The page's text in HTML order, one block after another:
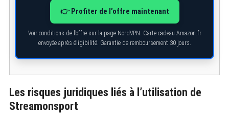
👉 Profiter de l’offre maintenant
Voir conditions de l’offre sur la page NordVPN. Carte cadeau Amazon.fr
envoyée après éligibilité. Garantie de remboursement 30 jours.
Les risques juridiques liés à l’utilisation de
Streamonsport